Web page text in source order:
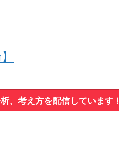
、考え方を配信しています！